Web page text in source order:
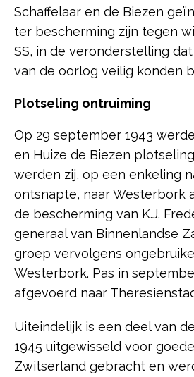
Schaffelaar en de Biezen
ter bescherming zijn tegen
SS, in de veronderstelling
van de oorlog veilig konden
Plotseling ontruiming
Op 29 september 1943
en Huize de Biezen
werden zij, op een enkeling
ontsnapte, naar Westerbork
de bescherming van K.J.
generaal van Binnenlandse
groep vervolgens
Westerbork. Pas in
afgevoerd naar
Uiteindelijk is een deel van
1945 uitgewisseld voor
Zwitserland gebracht en